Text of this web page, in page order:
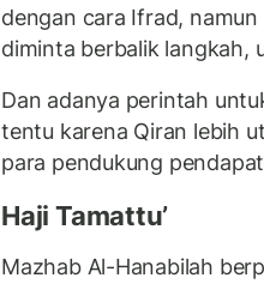
dengan cara Ifrad,
diminta berbalik langkah,
Dan adanya perintah
tentu karena Qiran lebih
para pendukung
Haji Tamattu’
Mazhab Al-Hanabilah